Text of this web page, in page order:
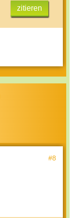
zitieren
#8